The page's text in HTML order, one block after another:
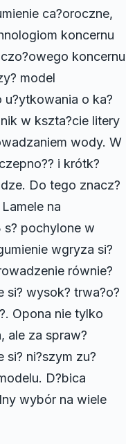
ca?oroczne,
koncernu
koncernu
model
o ka?
w kszta?cie litery
wody. W
i krótk?
Do tego znacz?
na
pochylone w
wgryza si?
równie?
si? wysok? trwa?o?
Opona nie tylko
ale za spraw?
ni?szym zu?
D?bica
wybór na wiele